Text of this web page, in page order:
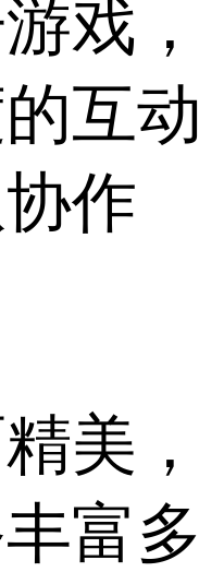
戏，
互动
作
美，
富多